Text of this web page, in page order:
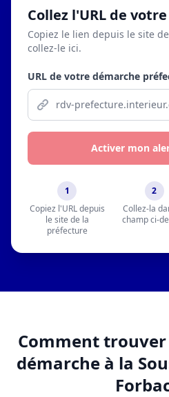
Collez l'URL de
Copiez le lien depuis le site
collez-le ici.
URL de votre démarche
Activer mon
1
Copiez l'URL depuis
le site de la
préfecture
2
Collez-la
champ ci-
Comment
démarche à la